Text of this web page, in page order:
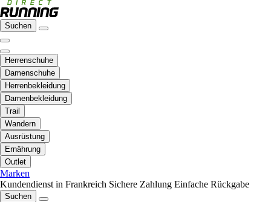
Suchen
Herrenschuhe
Damenschuhe
Herrenbekleidung
Damenbekleidung
Trail
Wandern
Ausrüstung
Ernährung
Outlet
Marken
Kundendienst in Frankreich Sichere Zahlung Einfache Rückgabe
Suchen